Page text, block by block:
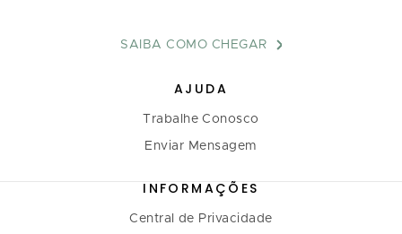
SAIBA COMO CHEGAR
AJUDA
Trabalhe Conosco
Enviar Mensagem
INFORMAÇÕES
Central de Privacidade